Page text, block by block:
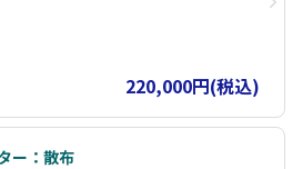
たな計測技術となりました。UAV写真測
を学びます。
ハウをお伝えします。
220,000円(税込)
ー：散布